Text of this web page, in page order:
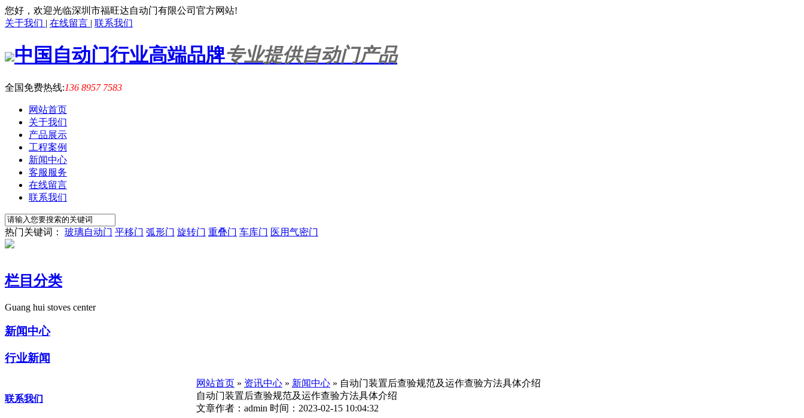
您好，欢迎光临深圳市福旺达自动门有限公司官方网站!
关于我们 | 在线留言 | 联系我们
中国自动门行业高端品牌专业提供自动门产品
全国免费热线:136 8957 7583
网站首页
关于我们
产品展示
工程案例
新闻中心
客服服务
在线留言
联系我们
热门关键词： 玻璃自动门 平移门 弧形门 旋转门 重叠门 车库门 医用气密门
栏目分类
Guang hui stoves center
新闻中心
行业新闻
联系我们
网站首页 » 资讯中心 » 新闻中心 » 自动门装置后查验规范及运作查验方法具体介绍
自动门装置后查验规范及运作查验方法具体介绍
文章作者：admin 时间：2023-02-15 10:04:32